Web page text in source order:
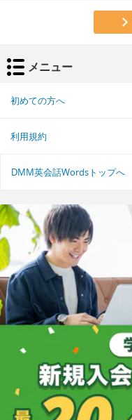
メニュー
初めての方へ
利用規約
DMM英会話Wordsトップへ